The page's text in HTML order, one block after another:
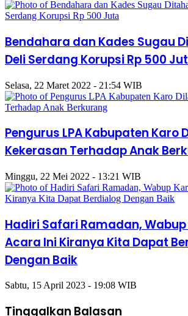
Bendahara dan Kades Sugau
Deli Serdang Korupsi Rp 500
Selasa, 22 Maret 2022 - 21:54 WIB
Pengurus LPA Kabupaten Karo
Kekerasan Terhadap Anak
Minggu, 22 Mei 2022 - 13:21 WIB
Hadiri Safari Ramadan, Wabup
Acara Ini Kiranya Kita Dapat
Dengan Baik
Sabtu, 15 April 2023 - 19:08 WIB
Tinggalkan Balasan